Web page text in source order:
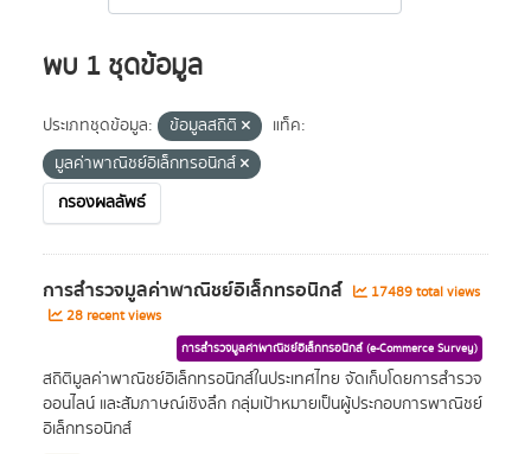
พบ 1 ชุดข้อมูล
ประเภทชุดข้อมูล: ข้อมูลสถิติ
แท็ค:
มูลค่าพาณิชย์อิเล็กทรอนิกส์
กรองผลลัพธ์
การสำรวจมูลค่าพาณิชย์อิเล็กทรอนิกส์
17489 total views
28 recent views
การสำรวจมูลค่าพาณิชย์อิเล็กทรอนิกส์ (e-Commerce Survey)
สถิติมูลค่าพาณิชย์อิเล็กทรอนิกส์ในประเทศไทย จัดเก็บโดยการสำรวจ
ออนไลน์ และสัมภาษณ์เชิงลึก กลุ่มเป้าหมายเป็นผู้ประกอบการพาณิชย์
อิเล็กทรอนิกส์